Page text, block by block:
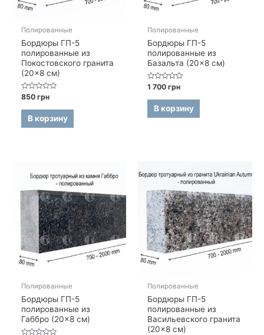
Полированные
Бордюры ГП-5
полированные из
Покостовского гранита
(20×8 см)
Оценка
из
850грн
В корзину
Полированные
Бордюры ГП-5
полированные из
Базальта (20×8 см)
Оценка
из
1 700грн
В корзину
Полированные
Бордюры ГП-5
полированные из
Габбро (20×8 см)
Полированные
Бордюры ГП-5
полированные из
Васильевского гранита
(20×8 см)